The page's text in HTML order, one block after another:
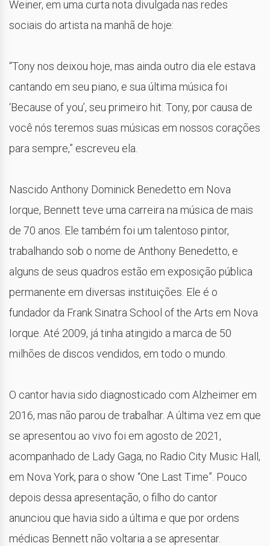
Weiner, em uma curta nota divulgada nas redes
sociais do artista na manhã de hoje:
“Tony nos deixou hoje, mas ainda outro dia ele estava
cantando em seu piano, e sua última música foi
‘Because of you’, seu primeiro hit. Tony, por causa de
você nós teremos suas músicas em nossos corações
para sempre,” escreveu ela.
Nascido Anthony Dominick Benedetto em Nova
Iorque, Bennett teve uma carreira na música de mais
de 70 anos. Ele também foi um talentoso pintor,
trabalhando sob o nome de Anthony Benedetto, e
alguns de seus quadros estão em exposição pública
permanente em diversas instituições. Ele é o
fundador da Frank Sinatra School of the Arts em Nova
Iorque. Até 2009, já tinha atingido a marca de 50
milhões de discos vendidos, em todo o mundo.
O cantor havia sido diagnosticado com Alzheimer em
2016, mas não parou de trabalhar. A última vez em que
se apresentou ao vivo foi em agosto de 2021,
acompanhado de Lady Gaga, no Radio City Music Hall,
em Nova York, para o show “One Last Time”. Pouco
depois dessa apresentação, o filho do cantor
anunciou que havia sido a última e que por ordens
médicas Bennett não voltaria a se apresentar.